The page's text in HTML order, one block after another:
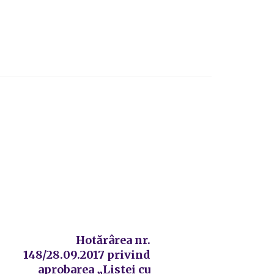
Hotărârea nr.
148/28.09.2017 privind
aprobarea „Listei cu